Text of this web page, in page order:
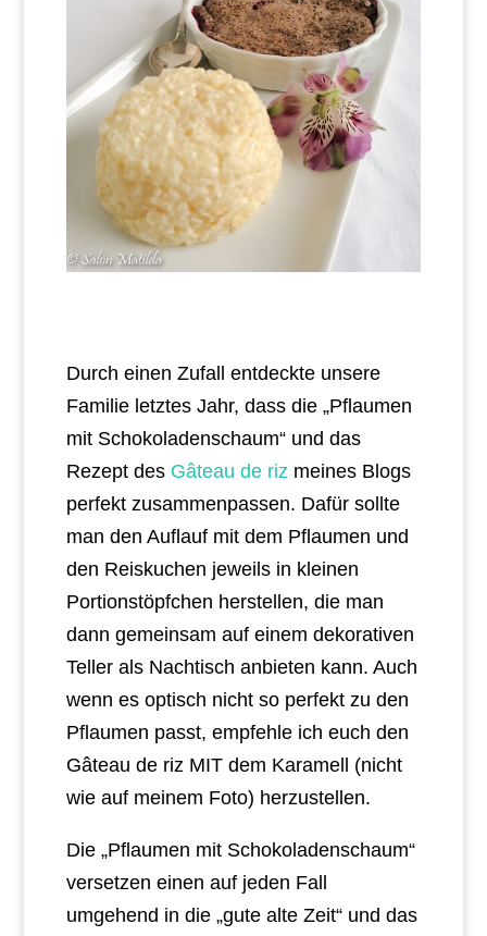
Durch einen Zufall entdeckte unsere
Familie letztes Jahr, dass die „Pflaumen
mit Schokoladenschaum“ und das
Rezept des Gâteau de rizmeines Blogs
perfekt zusammenpassen. Dafür sollte
man den Auflauf mit dem Pflaumen und
den Reiskuchen jeweils in kleinen
Portionstöpfchen herstellen, die man
dann gemeinsam auf einem dekorativen
Teller als Nachtisch anbieten kann. Auch
wenn es optisch nicht so perfekt zu den
Pflaumen passt, empfehle ich euch den
Gâteau de riz MIT dem Karamell (nicht
wie auf meinem Foto) herzustellen.
Die „Pflaumen mit Schokoladenschaum“
versetzen einen auf jeden Fall
umgehend in die „gute alte Zeit“ und das